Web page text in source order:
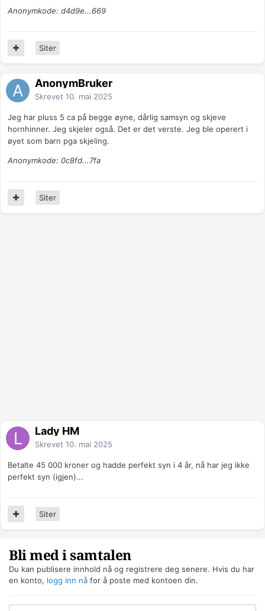
Anonymkode: d4d9e...669
Siter
AnonymBruker
Skrevet 10. mai 2025
Jeg har pluss 5 ca på begge øyne, dårlig samsyn og skjeve
hornhinner. Jeg skjeler også. Det er det verste. Jeg ble operert i
øyet som barn pga skjeling.
Anonymkode: 0c8fd...7fa
Siter
Lady HM
Skrevet 10. mai 2025
Betalte 45 000 kroner og hadde perfekt syn i 4 år, nå har jeg ikke
perfekt syn (igjen)...
Siter
Bli med i samtalen
Du kan publisere innhold nå og registrere deg senere. Hvis du har
en konto, logg inn nå for å poste med kontoen din.